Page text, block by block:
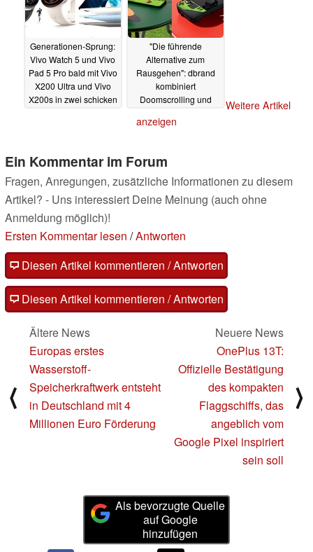
Generationen-Sprung:
Vivo Watch 5 und Vivo
Pad 5 Pro bald mit Vivo
X200 Ultra und Vivo
X200s in zwei schicken
"Die führende
Alternative zum
Rausgehen": dbrand
kombiniert
Doomscrolling und
01.04.2025
Weitere Artikel
anzeigen
Ein Kommentar im Forum
Fragen, Anregungen, zusätzliche Informationen zu diesem
Artikel? - Uns interessiert Deine Meinung (auch ohne
Anmeldung möglich)!
Ersten Kommentar lesen /Antworten
Diesen Artikel kommentieren / Antworten
Diesen Artikel kommentieren / Antworten
⟨
Ältere News
Europas erstes
Wasserstoff-
Speicherkraftwerk entsteht
in Deutschland mit 4
Millionen Euro Förderung
Neuere News
OnePlus 13T:
Offizielle Bestätigung
des kompakten
Flaggschiffs, das
angeblich vom
Google Pixel inspiriert
sein soll
⟩
Als bevorzugte Quelle
auf Google
hinzufügen